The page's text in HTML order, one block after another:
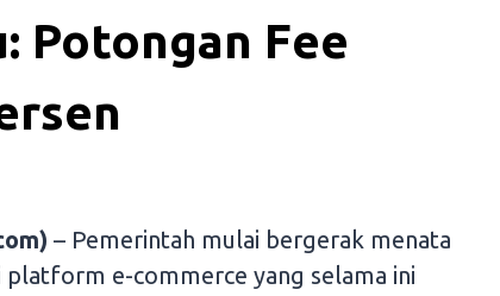
Potongan Fee
– Pemerintah mulai bergerak menata
e-commerce yang selama ini